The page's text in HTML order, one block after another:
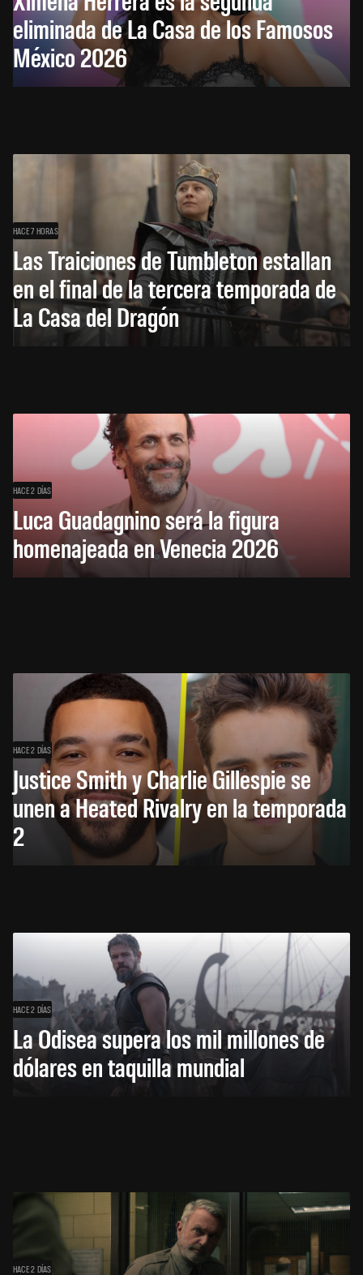
eliminada de La Casa de los Famosos
México 2026
HACE 7 HORAS
Las Traiciones de Tumbleton estallan
en el final de la tercera temporada de
La Casa del Dragón
HACE 2 DÍAS
Luca Guadagnino será la figura
homenajeada en Venecia 2026
HACE 2 DÍAS
Justice Smith y Charlie Gillespie se
unen a Heated Rivalry en la temporada
2
HACE 2 DÍAS
La Odisea supera los mil millones de
dólares en taquilla mundial
HACE 2 DÍAS